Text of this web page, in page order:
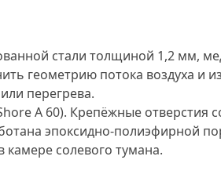
стали толщиной 1,2 мм,
геометрию потока воздуха и
перегрева.
A 60). Крепёжные отверстия
эпоксидно-полиэфирной
камере солевого тумана.